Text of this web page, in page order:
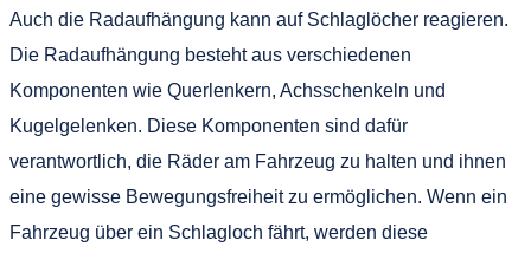
Auch die Radaufhängung kann auf Schlaglöcher reagieren.
Die Radaufhängung besteht aus verschiedenen
Komponenten wie Querlenkern, Achsschenkeln und
Kugelgelenken. Diese Komponenten sind dafür
verantwortlich, die Räder am Fahrzeug zu halten und ihnen
eine gewisse Bewegungsfreiheit zu ermöglichen. Wenn ein
Fahrzeug über ein Schlagloch fährt, werden diese